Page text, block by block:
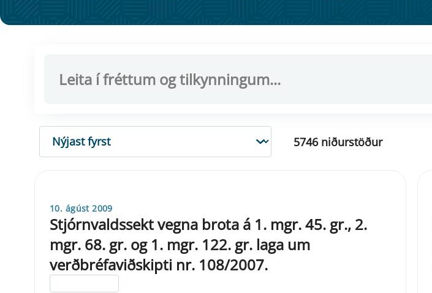
RÖÐUN
5746 niðurstöður
10. ágúst 2009
Stjórnvaldssekt vegna brota á 1. mgr. 45. gr., 2.
mgr. 68. gr. og 1. mgr. 122. gr. laga um
verðbréfaviðskipti nr. 108/2007.